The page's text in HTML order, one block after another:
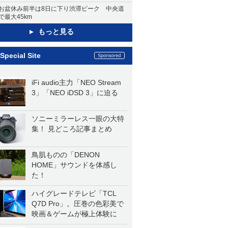
盆休み前半は8日に下り渋滞ピーク 中央道
最大45km
もっと見る
Special Site
iFi audio主力「NEO Stream
3」「NEO iDSD 3」に迫る
ソニーミラーレス一眼の大特
集！ 見どころ記事まとめ
鳥肌ものの「DENON
HOME」サウンドを体感し
た！
ハイグレードテレビ「TCL
Q7D Pro」。圧巻の色彩美で
映画＆ゲームが極上体験に